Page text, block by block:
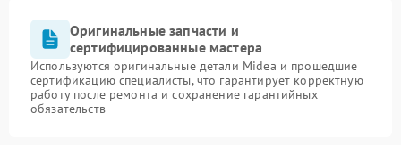
Оригинальные запчасти и
сертифицированные мастера
Используются оригинальные детали Midea и прошедшие
сертификацию специалисты, что гарантирует корректную
работу после ремонта и сохранение гарантийных
обязательств